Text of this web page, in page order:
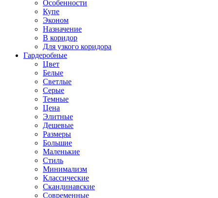
Особенности
Купе
Эконом
Назначение
В коридор
Для узкого коридора
Гардеробные
Цвет
Белые
Светлые
Серые
Темные
Цена
Элитные
Дешевые
Размеры
Большие
Маленькие
Стиль
Минимализм
Классические
Скандинавские
Современные